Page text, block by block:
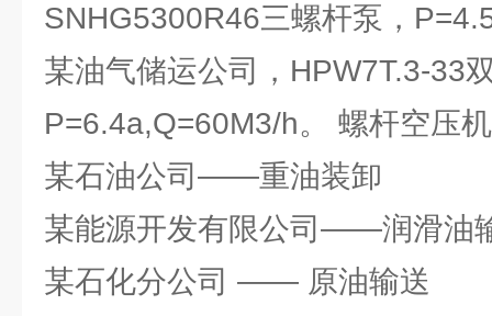
SNHG5300R46三螺杆泵，
某油气储运公司，HPW7T.3-33
P=6.4a,Q=60M3/h。 螺杆空压
某石油公司——重油装卸
某能源开发有限公司——润滑油
某石化分公司 —— 原油输送